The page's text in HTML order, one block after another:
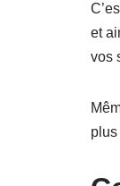
et
vos
plus